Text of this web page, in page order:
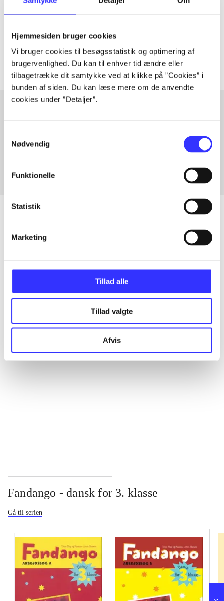
Hjemmesiden bruger cookies
Vi bruger cookies til besøgsstatistik og optimering af
brugervenlighed. Du kan til enhver tid ændre eller
tilbagetrække dit samtykke ved at klikke på ”Cookies” i
bunden af siden. Du kan læse mere om de anvendte
cookies under ”Detaljer”.
Nødvendig
Funktionelle
Statistik
Marketing
Tillad alle
Tillad valgte
Afvis
lorem ipsum dolor sit amet ...
Artiklerne i handler ofte om
Fra
Artikler
...
Fandango - dansk for 3. klasse
Gå til serien